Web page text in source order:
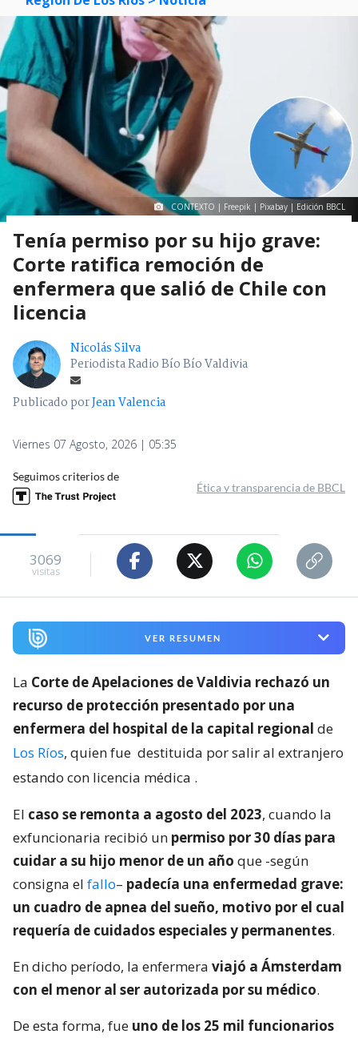
CONTEXTO | Freepik | Pixabay | Edición BBCL
Tenía permiso por su hijo grave:
Corte ratifica remoción de
enfermera que salió de Chile con
licencia
Nicolás Silva
Periodista Radio Bío Bío Valdivia
Publicado porJean Valencia
Viernes 07 Agosto, 2026 | 05:35
Seguimos criterios de
Ética y transparencia de BBCL
3069
visitas
VER RESUMEN
La Corte de Apelaciones de Valdivia rechazó un
recurso de protección presentado por una
enfermera del hospital de la capital regional de
Los Ríos, quien fue destituida por salir al extranjero
estando con licencia médica .
El caso se remonta a agosto del 2023, cuando la
exfuncionaria recibió un permiso por 30 días para
cuidar a su hijo menor de un año que -según
consigna el fallo– padecía una enfermedad grave:
un cuadro de apnea del sueño, motivo por el cual
requería de cuidados especiales y permanentes.
En dicho período, la enfermera viajó a Ámsterdam
con el menor al ser autorizada por su médico.
De esta forma, fue uno de los 25 mil funcionarios